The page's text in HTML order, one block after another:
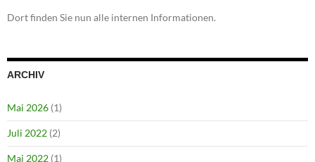
Dort finden Sie nun alle internen Informationen.
ARCHIV
Mai 2026 (1)
Juli 2022 (2)
Mai 2022 (1)